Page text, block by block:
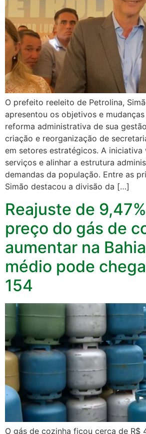
O prefeito reeleito de Petrolina,
apresentou os objetivos e
reforma administrativa de sua
criação e reorganização de
em setores estratégicos. A iniciativa
serviços e alinhar a estrutura
demandas da população. Entre as
Simão destacou a divisão da […]
Reajuste de
preço do gás de
aumentar na
médio pode
154
O gás de cozinha ficou cerca de R$